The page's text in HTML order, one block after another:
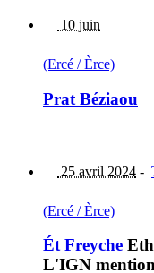
10 juin
(Ercé / Èrce)
Prat Béziaou
25 avril 2024 -
(Ercé / Èrce)
Ét Freyche
L'IGN